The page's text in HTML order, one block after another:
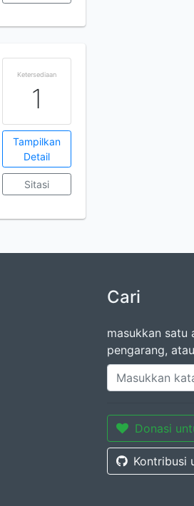
Ketersediaan
1
Tampilkan
Detail
Sitasi
Cari
masukkan satu
pengarang,
Donasi
Kontribusi